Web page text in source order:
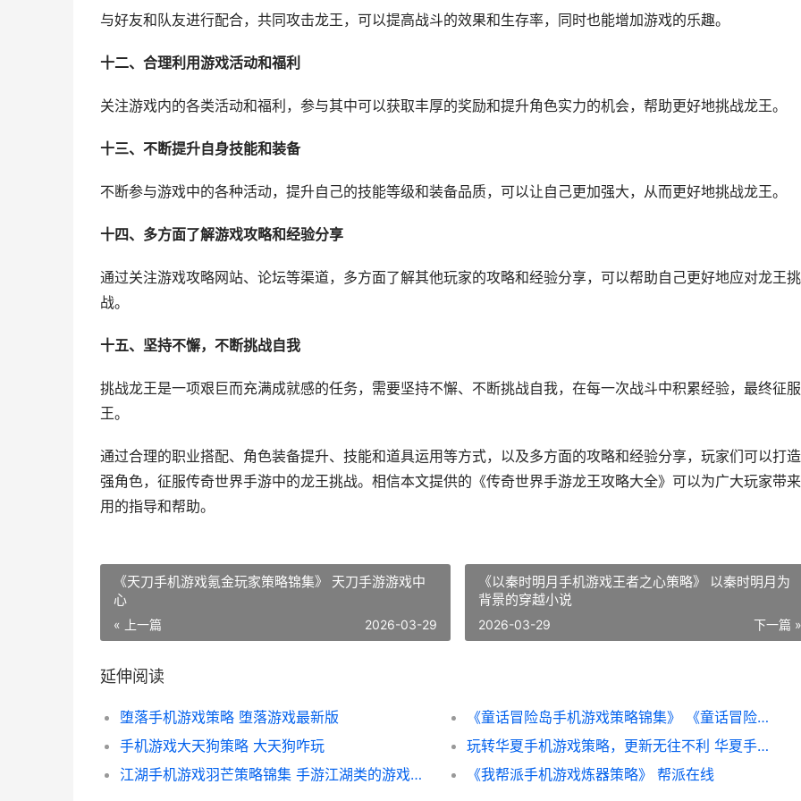
与好友和队友进行配合，共同攻击龙王，可以提高战斗的效果和生存率，同时也能增加游戏的乐趣。
十二、合理利用游戏活动和福利
关注游戏内的各类活动和福利，参与其中可以获取丰厚的奖励和提升角色实力的机会，帮助更好地挑战龙王。
十三、不断提升自身技能和装备
不断参与游戏中的各种活动，提升自己的技能等级和装备品质，可以让自己更加强大，从而更好地挑战龙王。
十四、多方面了解游戏攻略和经验分享
通过关注游戏攻略网站、论坛等渠道，多方面了解其他玩家的攻略和经验分享，可以帮助自己更好地应对龙王挑
战。
十五、坚持不懈，不断挑战自我
挑战龙王是一项艰巨而充满成就感的任务，需要坚持不懈、不断挑战自我，在每一次战斗中积累经验，最终征
王。
通过合理的职业搭配、角色装备提升、技能和道具运用等方式，以及多方面的攻略和经验分享，玩家们可以打
强角色，征服传奇世界手游中的龙王挑战。相信本文提供的《传奇世界手游龙王攻略大全》可以为广大玩家带
用的指导和帮助。
《天刀手机游戏氪金玩家策略锦集》 天刀手游游戏中
心
« 上一篇 2026-03-29
《以秦时明月手机游戏王者之心策略》 以秦时明月为
背景的穿越小说
下一篇 »
2026-03-29
延伸阅读
堕落手机游戏策略 堕落游戏最新版
《童话冒险岛手机游戏策略锦集》 《童话冒险岛手抄报图片
手机游戏大天狗策略 大天狗咋玩
玩转华夏手机游戏策略，更新无往不利 华夏手游版
江湖手机游戏羽芒策略锦集 手游江湖类的游戏哪个好玩
《我帮派手机游戏炼器策略》 帮派在线